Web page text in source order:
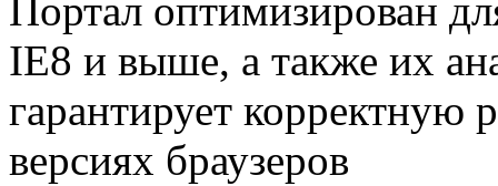
Портал оптимизирован
IE8 и выше, а также их
гарантирует корректную
версиях браузеров